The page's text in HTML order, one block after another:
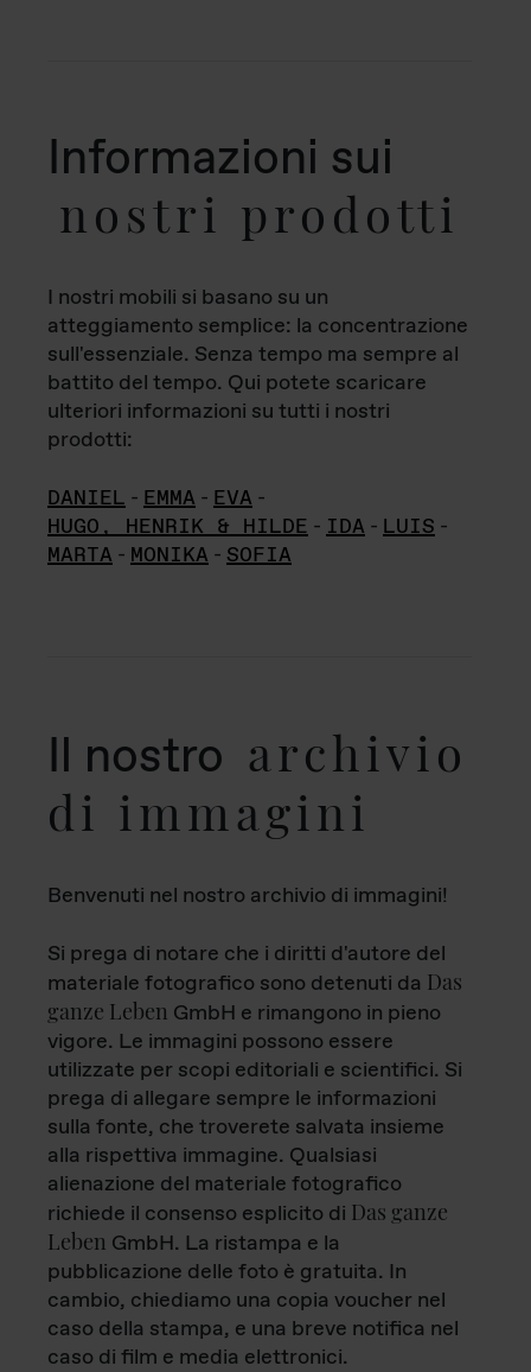
Informazioni sui
nostri prodotti
I nostri mobili si basano su un
atteggiamento semplice: la concentrazione
sull'essenziale. Senza tempo ma sempre al
battito del tempo. Qui potete scaricare
ulteriori informazioni su tutti i nostri
prodotti:
DANIEL - EMMA - EVA -
HUGO, HENRIK & HILDE - IDA - LUIS -
MARTA - MONIKA - SOFIA
Il nostro archivio
di immagini
Benvenuti nel nostro archivio di immagini!
Si prega di notare che i diritti d'autore del
materiale fotografico sono detenuti da Das
ganze Leben GmbH e rimangono in pieno
vigore. Le immagini possono essere
utilizzate per scopi editoriali e scientifici. Si
prega di allegare sempre le informazioni
sulla fonte, che troverete salvata insieme
alla rispettiva immagine. Qualsiasi
alienazione del materiale fotografico
richiede il consenso esplicito di Das ganze
Leben GmbH. La ristampa e la
pubblicazione delle foto è gratuita. In
cambio, chiediamo una copia voucher nel
caso della stampa, e una breve notifica nel
caso di film e media elettronici.